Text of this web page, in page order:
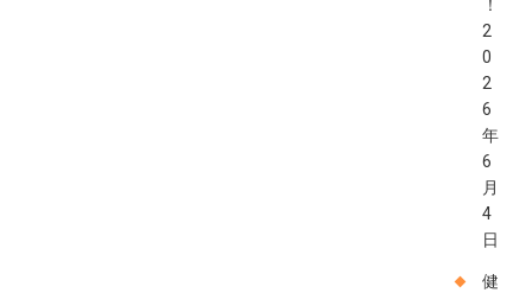
！
2
0
2
6
年
6
月
4
日
健